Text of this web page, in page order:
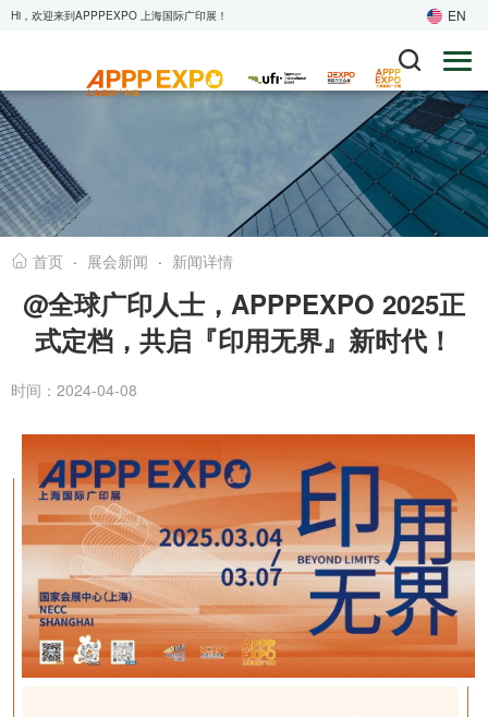
Hi，欢迎来到APPPEXPO 上海国际广印展！ EN
首页 · 展会新闻 · 新闻详情
@全球广印人士，APPPEXPO 2025正
式定档，共启『印用无界』新时代！
时间：2024-04-08